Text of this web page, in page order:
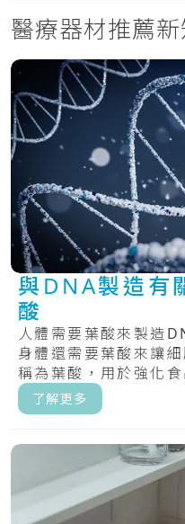
醫療器材推薦
與DNA製造有
酸
人體需要葉酸來製造
身體還需要葉酸來讓
稱為葉酸，用於強化
酸，.....
了解更多